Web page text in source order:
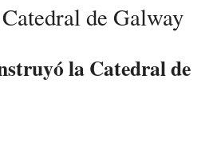
de Galway
la Catedral de